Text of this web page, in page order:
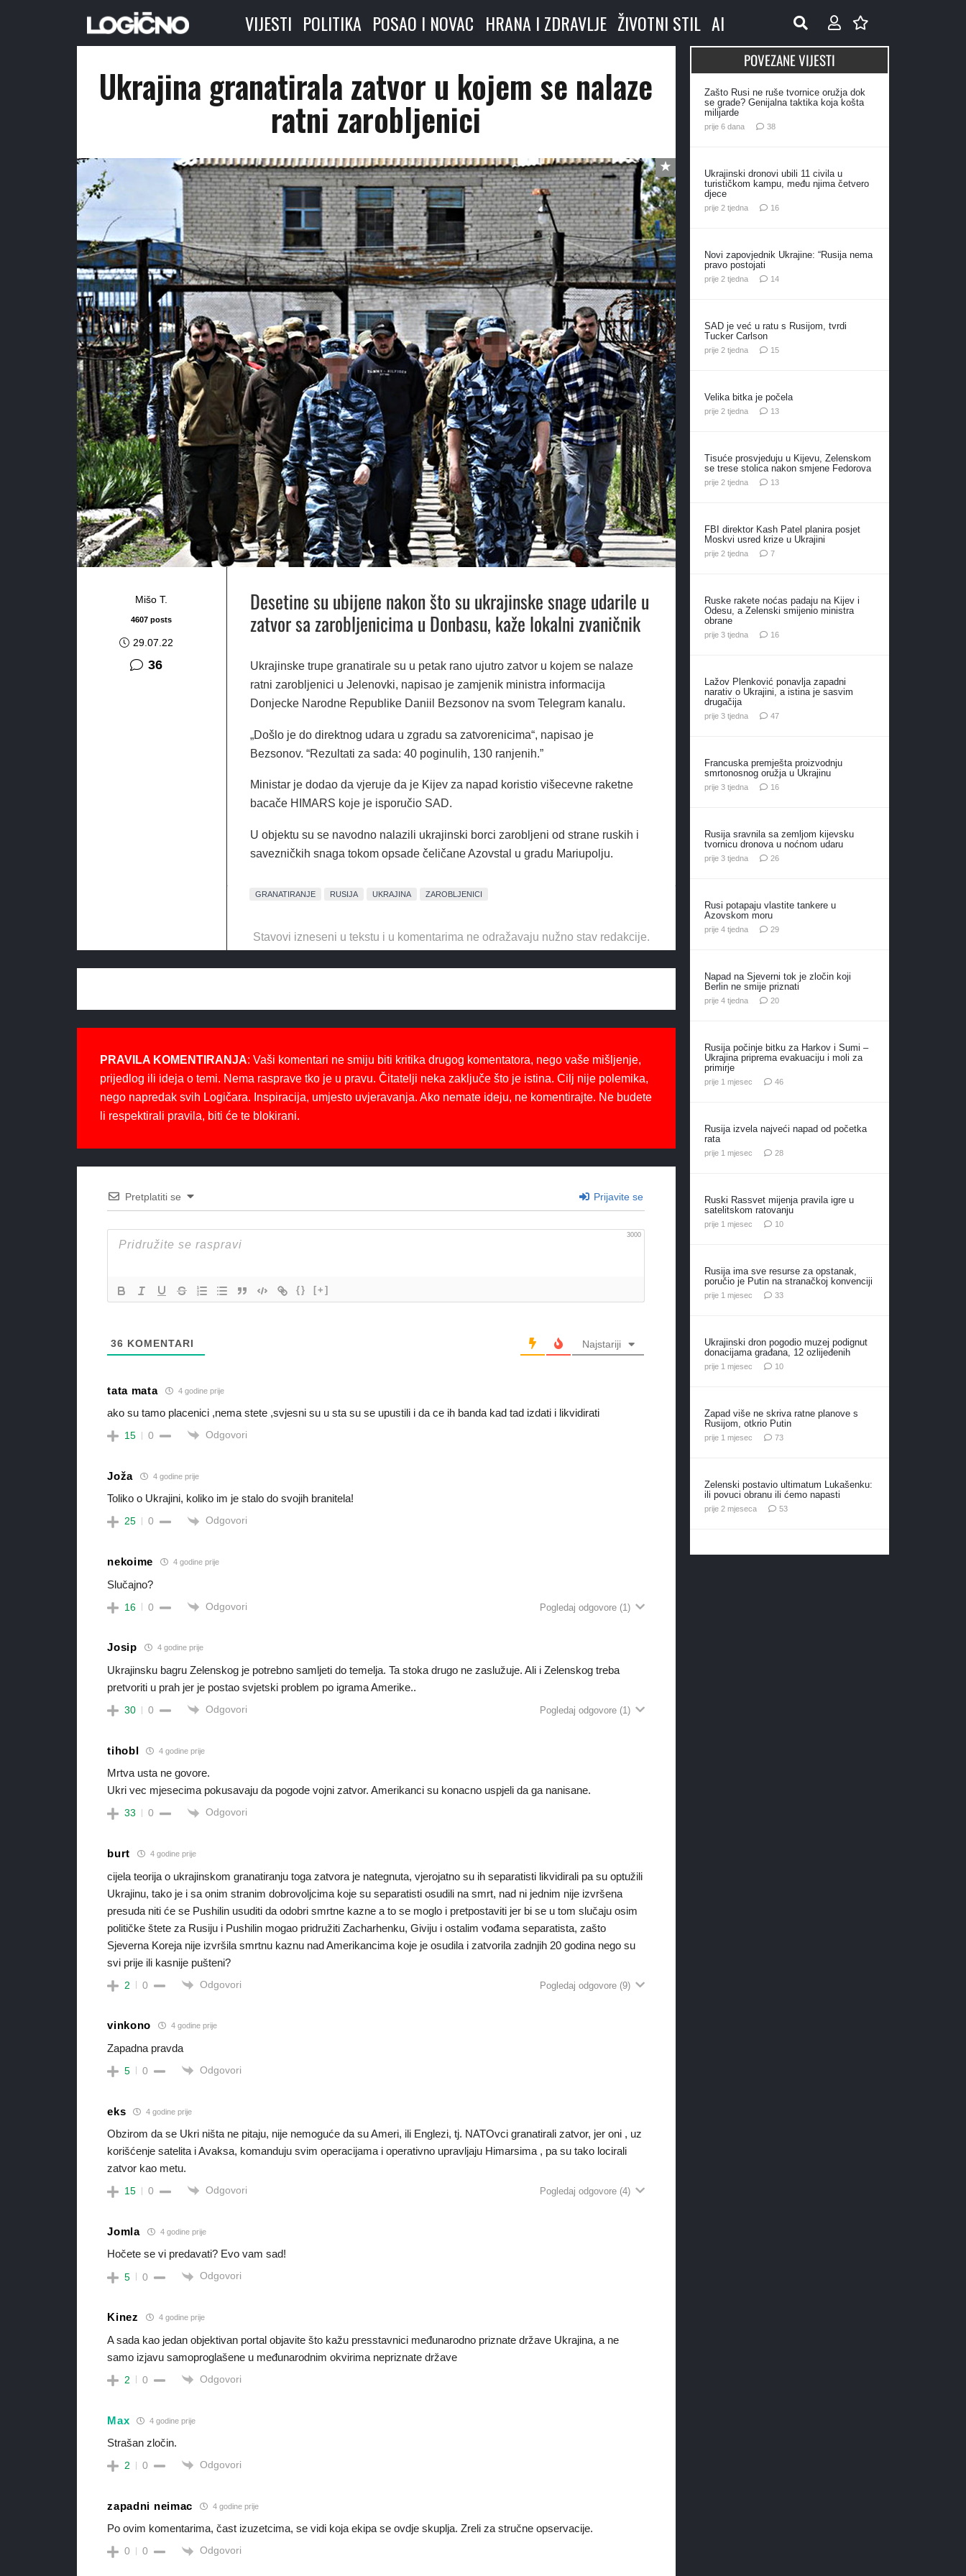
VIJESTI POLITIKA POSAO I NOVAC HRANA I ZDRAVLJE ŽIVOTNI STIL AI
Ukrajina granatirala zatvor u kojem se nalaze
ratni zarobljenici
Mišo T.
4607 posts
29.07.22
36komentara
Desetine su ubijene nakon što su ukrajinske snage udarile u
zatvor sa zarobljenicima u Donbasu, kaže lokalni zvaničnik
Ukrajinske trupe granatirale su u petak rano ujutro zatvor u kojem se nalaze
ratni zarobljenici u Jelenovki, napisao je zamjenik ministra informacija
Donjecke Narodne Republike Daniil Bezsonov na svom Telegram kanalu.
„Došlo je do direktnog udara u zgradu sa zatvorenicima“, napisao je
Bezsonov. “Rezultati za sada: 40 poginulih, 130 ranjenih.”
Ministar je dodao da vjeruje da je Kijev za napad koristio višecevne raketne
bacače HIMARS koje je isporučio SAD.
U objektu su se navodno nalazili ukrajinski borci zarobljeni od strane ruskih i
savezničkih snaga tokom opsade čeličane Azovstal u gradu Mariupolju.
GRANATIRANJE RUSIJA UKRAJINA ZAROBLJENICI
Stavovi izneseni u tekstu i u komentarima ne odražavaju nužno stav redakcije.
PRAVILA KOMENTIRANJA: Vaši komentari ne smiju biti kritika drugog komentatora, nego vaše mišljenje,
prijedlog ili ideja o temi. Nema rasprave tko je u pravu. Čitatelji neka zaključe što je istina. Cilj nije polemika,
nego napredak svih Logičara. Inspiracija, umjesto uvjeravanja. Ako nemate ideju, ne komentirajte. Ne budete
li respektirali pravila, biti će te blokirani.
Pretplatiti se Prijavite se
3000
{} [+]
36 KOMENTARI Najstariji
tata mata 4 godine prije
ako su tamo placenici ,nema stete ,svjesni su u sta su se upustili i da ce ih banda kad tad izdati i likvidirati
15 0 Odgovori
Joža 4 godine prije
Toliko o Ukrajini, koliko im je stalo do svojih branitela!
25 0 Odgovori
nekoime 4 godine prije
Slučajno?
16 0 Odgovori Pogledaj odgovore (1)
Josip 4 godine prije
Ukrajinsku bagru Zelenskog je potrebno samljeti do temelja. Ta stoka drugo ne zaslužuje. Ali i Zelenskog treba
pretvoriti u prah jer je postao svjetski problem po igrama Amerike..
30 0 Odgovori Pogledaj odgovore (1)
tihobl 4 godine prije
Mrtva usta ne govore.
Ukri vec mjesecima pokusavaju da pogode vojni zatvor. Amerikanci su konacno uspjeli da ga nanisane.
33 0 Odgovori
burt 4 godine prije
cijela teorija o ukrajinskom granatiranju toga zatvora je nategnuta, vjerojatno su ih separatisti likvidirali pa su optužili
Ukrajinu, tako je i sa onim stranim dobrovoljcima koje su separatisti osudili na smrt, nad ni jednim nije izvršena
presuda niti će se Pushilin usuditi da odobri smrtne kazne a to se moglo i pretpostaviti jer bi se u tom slučaju osim
političke štete za Rusiju i Pushilin mogao pridružiti Zacharhenku, Giviju i ostalim vođama separatista, zašto
Sjeverna Koreja nije izvršila smrtnu kaznu nad Amerikancima koje je osudila i zatvorila zadnjih 20 godina nego su
svi prije ili kasnije pušteni?
2 0 Odgovori Pogledaj odgovore (9)
vinkono 4 godine prije
Zapadna pravda
5 0 Odgovori
eks 4 godine prije
Obzirom da se Ukri ništa ne pitaju, nije nemoguće da su Ameri, ili Englezi, tj. NATOvci granatirali zatvor, jer oni , uz
korišćenje satelita i Avaksa, komanduju svim operacijama i operativno upravljaju Himarsima , pa su tako locirali
zatvor kao metu.
15 0 Odgovori Pogledaj odgovore (4)
Jomla 4 godine prije
Hočete se vi predavati? Evo vam sad!
5 0 Odgovori
Kinez 4 godine prije
A sada kao jedan objektivan portal objavite što kažu presstavnici međunarodno priznate države Ukrajina, a ne
samo izjavu samoproglašene u međunarodnim okvirima nepriznate države
2 0 Odgovori
Max 4 godine prije
Strašan zločin.
2 0 Odgovori
zapadni neimac 4 godine prije
Po ovim komentarima, čast izuzetcima, se vidi koja ekipa se ovdje skuplja. Zreli za stručne opservacije.
0 0 Odgovori
POVEZANE VIJESTI
Zašto Rusi ne ruše tvornice oružja dok
se grade? Genijalna taktika koja košta
milijarde
prije 6 dana 38komentara
Ukrajinski dronovi ubili 11 civila u
turističkom kampu, među njima četvero
djece
prije 2 tjedna 16komentara
Novi zapovjednik Ukrajine: “Rusija nema
pravo postojati
prije 2 tjedna 14komentara
SAD je već u ratu s Rusijom, tvrdi
Tucker Carlson
prije 2 tjedna 15komentara
Velika bitka je počela
prije 2 tjedna 13komentara
Tisuće prosvjeduju u Kijevu, Zelenskom
se trese stolica nakon smjene Fedorova
prije 2 tjedna 13komentara
FBI direktor Kash Patel planira posjet
Moskvi usred krize u Ukrajini
prije 2 tjedna 7komentara
Ruske rakete noćas padaju na Kijev i
Odesu, a Zelenski smijenio ministra
obrane
prije 3 tjedna 16komentara
Lažov Plenković ponavlja zapadni
narativ o Ukrajini, a istina je sasvim
drugačija
prije 3 tjedna 47komentara
Francuska premješta proizvodnju
smrtonosnog oružja u Ukrajinu
prije 3 tjedna 16komentara
Rusija sravnila sa zemljom kijevsku
tvornicu dronova u noćnom udaru
prije 3 tjedna 26komentara
Rusi potapaju vlastite tankere u
Azovskom moru
prije 4 tjedna 29komentara
Napad na Sjeverni tok je zločin koji
Berlin ne smije priznati
prije 4 tjedna 20komentara
Rusija počinje bitku za Harkov i Sumi –
Ukrajina priprema evakuaciju i moli za
primirje
prije 1 mjesec 46komentara
Rusija izvela najveći napad od početka
rata
prije 1 mjesec 28komentara
Ruski Rassvet mijenja pravila igre u
satelitskom ratovanju
prije 1 mjesec 10komentara
Rusija ima sve resurse za opstanak,
poručio je Putin na stranačkoj konvenciji
prije 1 mjesec 33komentara
Ukrajinski dron pogodio muzej podignut
donacijama građana, 12 ozlijeđenih
prije 1 mjesec 10komentara
Zapad više ne skriva ratne planove s
Rusijom, otkrio Putin
prije 1 mjesec 73komentara
Zelenski postavio ultimatum Lukašenku:
ili povuci obranu ili ćemo napasti
prije 2 mjeseca 53komentara